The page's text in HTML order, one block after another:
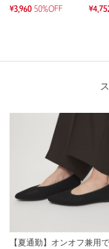
¥3,960 50%OFF
【夏通勤】オンオフ兼用